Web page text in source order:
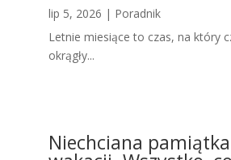
lip 5, 2026 | Poradnik
Letnie miesiące to czas, na który
okrągły...
Niechciana